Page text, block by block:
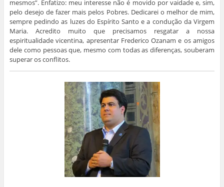
mesmos”. Enfatizo: meu interesse não é movido por vaidade e, sim,
pelo desejo de fazer mais pelos Pobres. Dedicarei o melhor de mim,
sempre pedindo as luzes do Espírito Santo e a condução da Virgem
Maria. Acredito muito que precisamos resgatar a nossa
espiritualidade vicentina, apresentar Frederico Ozanam e os amigos
dele como pessoas que, mesmo com todas as diferenças, souberam
superar os conflitos.